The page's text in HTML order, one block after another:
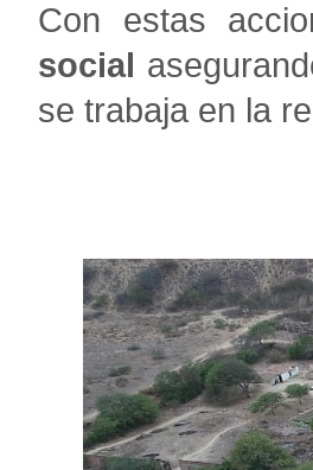
Con estas
social
se trabaja en la